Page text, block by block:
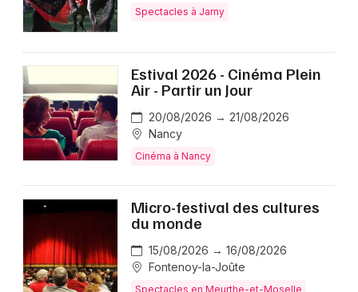
Spectacles à Jarny
Estival 2026 - Cinéma Plein
Air - Partir un Jour
20/08/2026 → 21/08/2026
Nancy
Cinéma à Nancy
Micro-festival des cultures
du monde
15/08/2026 → 16/08/2026
Fontenoy-la-Joûte
Spectacles en Meurthe-et-Moselle